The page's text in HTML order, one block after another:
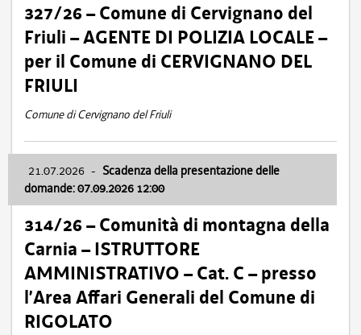
327/26 – Comune di Cervignano del
Friuli – AGENTE DI POLIZIA LOCALE –
per il Comune di CERVIGNANO DEL
FRIULI
Comune di Cervignano del Friuli
21.07.2026 - Scadenza della presentazione delle
domande: 07.09.2026 12:00
314/26 – Comunità di montagna della
Carnia – ISTRUTTORE
AMMINISTRATIVO – Cat. C – presso
l’Area Affari Generali del Comune di
RIGOLATO